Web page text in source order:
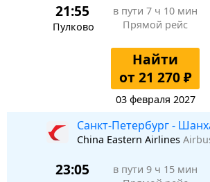
21:55
Пулково
в пути 7 ч 10 мин
Прямой рейс
Найти
от 21 270 ₽
03 февраля 2027
Санкт-Петербург -
China Eastern Airlines
23:05 в пути 9 ч 15 мин